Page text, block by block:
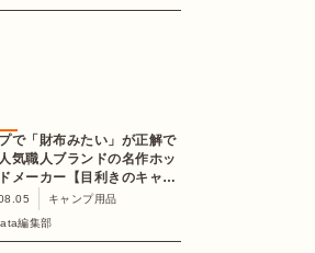
で「財布みたい」が正解で
気職人ブランドの名作ホッ
ドメーカー【目利きのキャン
キャンプ用品
編集部